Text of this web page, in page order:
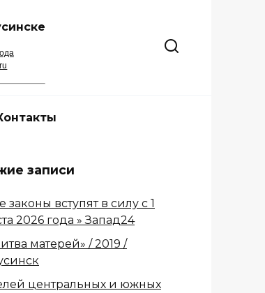
записи
законы вступят в силу с 1
2026 года » Запад24
матерей» / 2019 /
центральных и южных